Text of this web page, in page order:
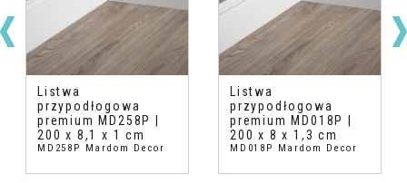
Listwa
przypodłogowa
premium MD258P |
200 x 8,1 x 1 cm
MD258P Mardom Decor
Listwa
przypodłogowa
premium MD018P |
200 x 8 x 1,3 cm
MD018P Mardom Decor